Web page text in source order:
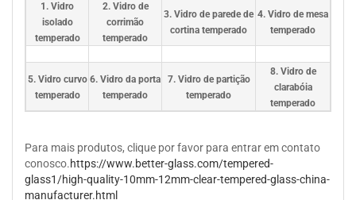
1. Vidro
isolado
temperado
2. Vidro de
corrimão
temperado
3. Vidro de parede de
cortina temperado
4. Vidro de mesa
temperado
5. Vidro curvo
temperado
6. Vidro da porta
temperado
7. Vidro de partição
temperado
8. Vidro de
clarabóia
temperado
Para mais produtos, clique por favor para entrar em contato
conosco. https://www.better-glass.com/tempered-
glass1/high-quality-10mm-12mm-clear-tempered-glass-china-
manufacturer.html